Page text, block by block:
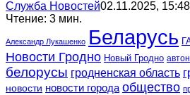
Служба Новостей02.11.2025, 15:48
Чтение: 3 мин.
Александр Лукашенко Беларусь
Новости Гродно Новый Гродно
белорусы гродненская область
новости новости города общество